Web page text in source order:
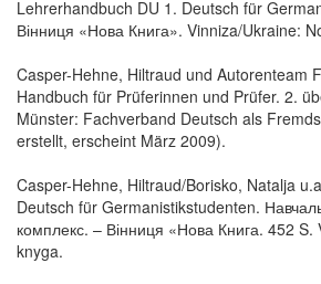
Lehrerhandbuch DU 1. Deutsch für
Вінниця «Нова Книга». Vinniza/Ukraine:
Casper-Hehne, Hiltraud und Autorenteam
Handbuch für Prüferinnen und Prüfer. 2.
Münster: Fachverband Deutsch als
erstellt, erscheint März 2009).
Casper-Hehne, Hiltraud/Borisko, Natalja
Deutsch für Germanistikstudenten.
комплекс. – Вінниця «Нова Книга. 452
knyga.